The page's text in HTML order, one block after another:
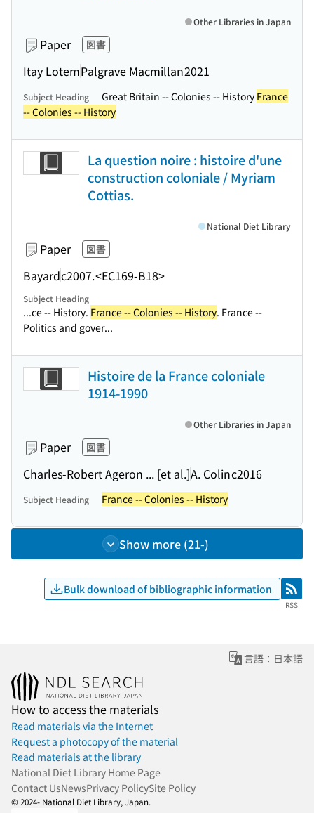
Paper 図書
Itay LotemPalgrave Macmillan2021
Other Libraries in Japan
Subject Heading Great Britain -- Colonies -- History France
-- Colonies -- History
La question noire : histoire d'une
construction coloniale / Myriam
Cottias.
Paper 図書
Bayardc2007.<EC169-B18>
National Diet Library
Subject Heading
...ce -- History. France -- Colonies -- History. France --
Politics and gover...
Histoire de la France coloniale
1914-1990
Paper 図書
Charles-Robert Ageron ... [et al.]A. Colinc2016
Other Libraries in Japan
Subject Heading France -- Colonies -- History
Show more (21-)
Bulk download of bibliographic information RSS
RSS
言語：日本語
How to access the materials
Read materials via the Internet
Request a photocopy of the material
Read materials at the library
National Diet Library Home Page
Contact UsNewsPrivacy PolicySite Policy
© 2024- National Diet Library, Japan.